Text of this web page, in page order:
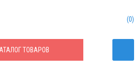
ТОВАРОВ
0